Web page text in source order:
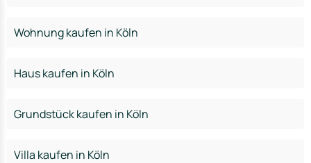
Wohnung kaufen in Köln
Haus kaufen in Köln
Grundstück kaufen in Köln
Villa kaufen in Köln